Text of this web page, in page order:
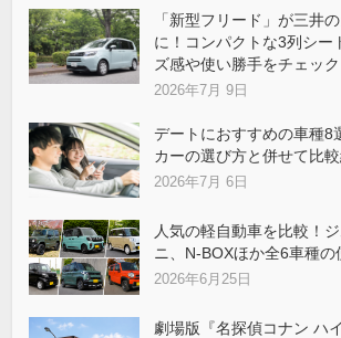
「新型フリード」が三井
に！コンパクトな3列シー
ズ感や使い勝手をチェック
2026年7月 9日
デートにおすすめの車種8
カーの選び方と併せて比
2026年7月 6日
人気の軽自動車を比較！
ニ、N-BOXほか全6車種の
2026年6月25日
劇場版『名探偵コナン ハ